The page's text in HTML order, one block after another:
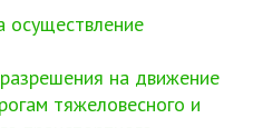
осуществление
на движение
тяжеловесного и